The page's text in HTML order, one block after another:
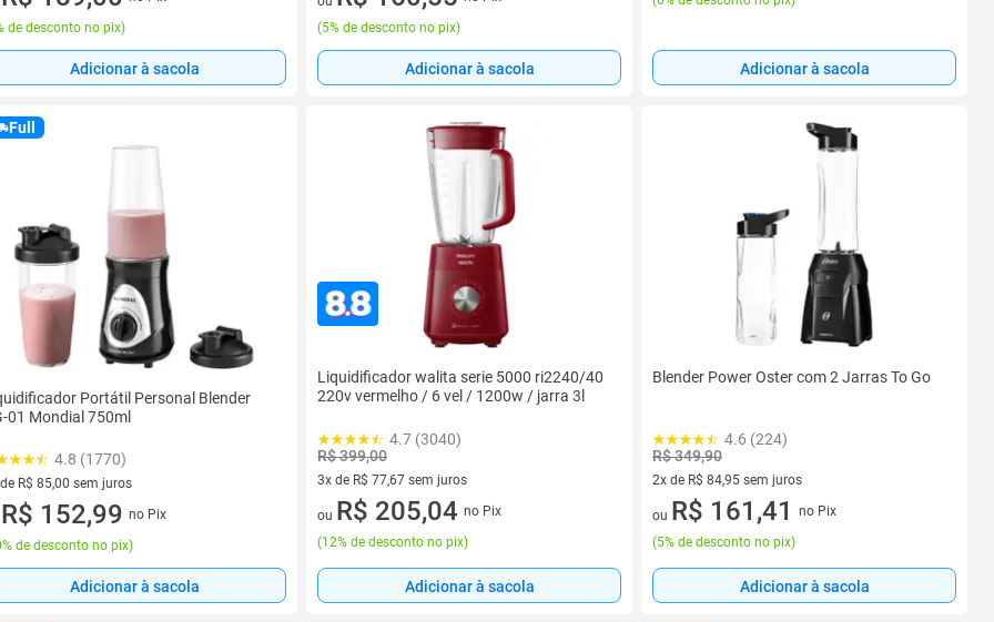
de desconto no pix)
Adicionar à sacola
(5% de desconto no pix)
Adicionar à sacola Adicionar à sacola
Full
Portátil Personal Blender
01 Mondial 750ml
4.8 (1770)
R$ 85,00 sem juros
de R$ 85,00 sem juros
R$ 152,99 no Pix
de desconto no pix)
Adicionar à sacola
Liquidificador walita serie 5000 ri2240/40
220v vermelho / 6 vel / 1200w / jarra 3l
4.7 (3040)
R$ 399,00
3x de R$ 77,67 sem juros
3 vez de R$ 77,67 sem juros
ou R$ 205,04 no Pix
(12% de desconto no pix)
Adicionar à sacola
Blender Power Oster com 2 Jarras To Go
4.6 (224)
R$ 349,90
2x de R$ 84,95 sem juros
2 vez de R$ 84,95 sem juros
ou R$ 161,41
no Pix
(5% de desconto no pix)
Adicionar à sacola